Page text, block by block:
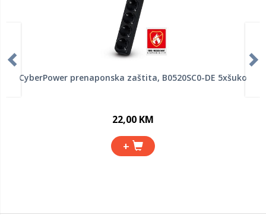
CyberPower prenaponska zaštita, B0520SC0-DE 5xšuko
22,00 KM
+